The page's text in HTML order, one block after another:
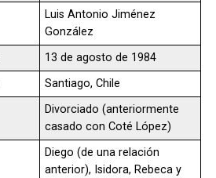
Luis Antonio Jiménez
González
13 de agosto de 1984
Santiago, Chile
Divorciado (anteriormente
casado con Coté López)
Diego (de una relación
anterior), Isidora, Rebeca y